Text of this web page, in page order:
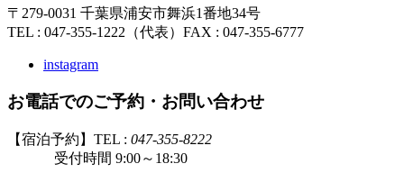
〒279-0031 千葉県浦安市舞浜1番地34号
TEL : 047-355-1222（代表） FAX : 047-355-6777
instagram
お電話でのご予約・お問い合わせ
【宿泊予約】TEL : 047-355-8222
受付時間 9:00～18:30